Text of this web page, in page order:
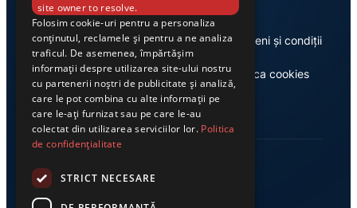
Despre noi
Casa de editură Exclusiv
Termeni și condiții
Politica cookies
site owner to resolve.
Folosim cookie-uri pentru a personaliza
conținutul, reclamele și pentru a ne analiza
traficul. De asemenea, împărtășim
informații despre utilizarea site-ului nostru
cu partenerii noștri de publicitate și analiză,
care le pot combina cu alte informații pe
care le-ați furnizat sau pe care le-au
colectat din utilizarea serviciilor lor. Politica
de confidențialitate
STRICT NECESARE